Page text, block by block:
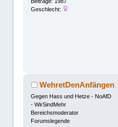
Geschlecht:
WehretDenAnfängen
Gegen Hass und Hetze - NoAfD
- WirSindMehr
Bereichsmoderator
Forumslegende